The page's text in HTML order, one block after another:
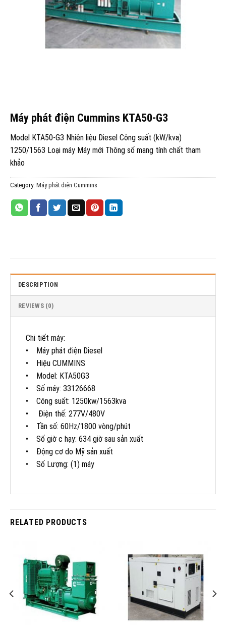
Máy phát điện Cummins KTA50-G3
Model KTA50-G3 Nhiên liệu Diesel Công suất (kW/kva)
1250/1563 Loại máy Máy mới Thông số mang tính chất tham
khảo
Category: Máy phát điện Cummins
DESCRIPTION
REVIEWS (0)
Chi tiết máy:
• Máy phát điện Diesel
• Hiệu CUMMINS
• Model: KTA50G3
• Số máy: 33126668
• Công suất: 1250kw/1563kva
• Điện thế: 277V/480V
• Tần số: 60Hz/1800 vòng/phút
• Số giờ c hạy: 634 giờ sau sản xuất
• Động cơ do Mỹ sản xuất
• Số Lượng: (1) máy
RELATED PRODUCTS